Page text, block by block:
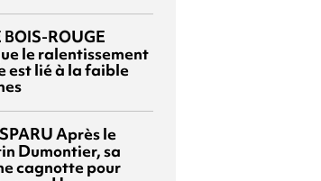
BOIS-ROUGE
le ralentissement
est lié à la faible
Après le
Dumontier, sa
cagnotte pour